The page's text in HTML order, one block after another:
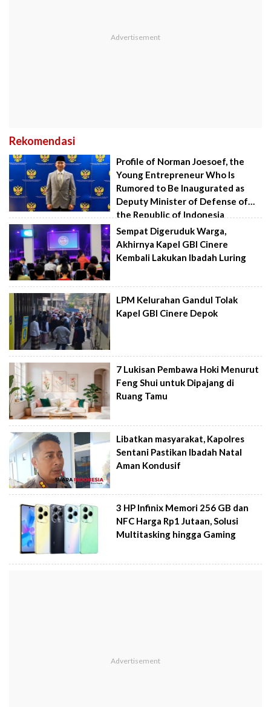
Rekomendasi
Profile of Norman Joesoef, the
Young Entrepreneur Who Is
Rumored to Be Inaugurated as
Deputy Minister of Defense of
the Republic of Indonesia
Sempat Digeruduk Warga,
Akhirnya Kapel GBI Cinere
Kembali Lakukan Ibadah Luring
LPM Kelurahan Gandul Tolak
Kapel GBI Cinere Depok
7 Lukisan Pembawa Hoki Menurut
Feng Shui untuk Dipajang di
Ruang Tamu
Libatkan masyarakat, Kapolres
Sentani Pastikan Ibadah Natal
Aman Kondusif
3 HP Infinix Memori 256 GB dan
NFC Harga Rp1 Jutaan, Solusi
Multitasking hingga Gaming